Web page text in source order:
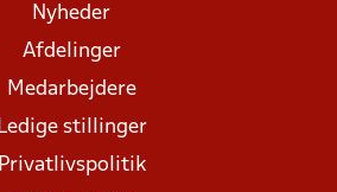
Nyheder
Afdelinger
Medarbejdere
Ledige stillinger
Privatlivspolitik